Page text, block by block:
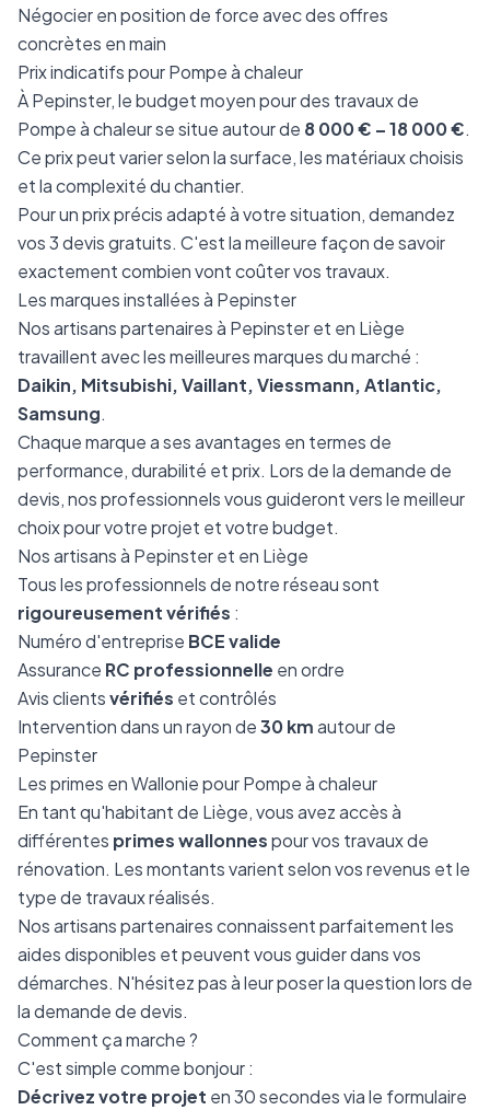
Négocier en position de force avec des offres
concrètes en main
Prix indicatifs pour Pompe à chaleur
À Pepinster, le budget moyen pour des travaux de
Pompe à chaleur se situe autour de 8 000 € – 18 000 €.
Ce prix peut varier selon la surface, les matériaux choisis
et la complexité du chantier.
Pour un prix précis adapté à votre situation, demandez
vos 3 devis gratuits. C'est la meilleure façon de savoir
exactement combien vont coûter vos travaux.
Les marques installées à Pepinster
Nos artisans partenaires à Pepinster et en Liège
travaillent avec les meilleures marques du marché :
Daikin, Mitsubishi, Vaillant, Viessmann, Atlantic,
Samsung.
Chaque marque a ses avantages en termes de
performance, durabilité et prix. Lors de la demande de
devis, nos professionnels vous guideront vers le meilleur
choix pour votre projet et votre budget.
Nos artisans à Pepinster et en Liège
Tous les professionnels de notre réseau sont
rigoureusement vérifiés :
Numéro d'entreprise BCE valide
Assurance RC professionnelle en ordre
Avis clientsvérifiés et contrôlés
Intervention dans un rayon de30 kmautour de
Pepinster
Les primes en Wallonie pour Pompe à chaleur
En tant qu'habitant de Liège, vous avez accès à
différentes primes wallonnespour vos travaux de
rénovation. Les montants varient selon vos revenus et le
type de travaux réalisés.
Nos artisans partenaires connaissent parfaitement les
aides disponibles et peuvent vous guider dans vos
démarches. N'hésitez pas à leur poser la question lors de
la demande de devis.
Comment ça marche ?
C'est simple comme bonjour :
Décrivez votre projet en 30 secondes via le formulaire